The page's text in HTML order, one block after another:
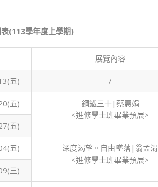
(113學年度上學期)
展覽內容
五) /
五)
鋼鐵三十|蔡惠娟
<進修學士班畢業預展>
五)
五)
深度渴望。自由墜落|翁孟渭
<進修學士班畢業預展>
三)